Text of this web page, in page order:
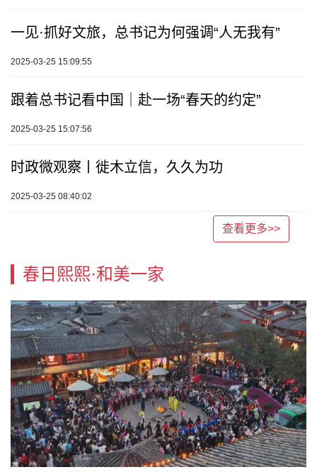
一见·抓好文旅，总书记为何强调“人无我有”
2025-03-25 15:09:55
跟着总书记看中国｜赴一场“春天的约定”
2025-03-25 15:07:56
时政微观察丨徙木立信，久久为功
2025-03-25 08:40:02
查看更多>>
春日熙熙·和美一家